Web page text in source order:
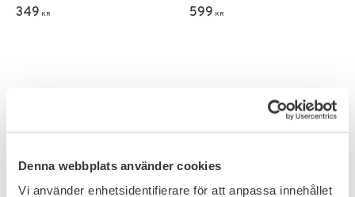
Denna webbplats använder cookies
Vi använder enhetsidentifierare för att anpassa innehållet
349 KR 599 KR
FAVORIT